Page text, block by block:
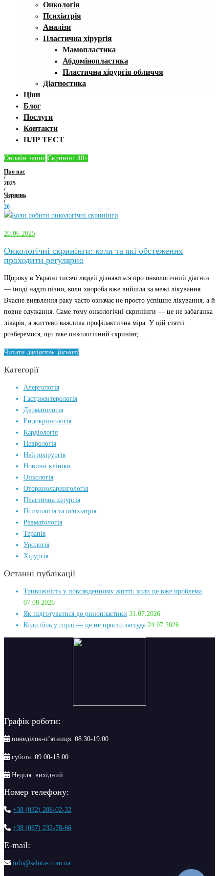
Онкологія
Психіатрія
Аналізи
Пластична хірургія
Мамопластика
Абдомінопластика
Пластична хірургія обличчя
Діагностика
Ціни
Блог
Послуги
Контакти
ПЛР ТЕСТ
Онлайн запис Скринінг 40+
Про нас
/
2025
/
Червень
/
20
День:
20.06.2025
Онкологічні скринінги: коли та які обстеження
проходити регулярно
Щороку в Україні тисячі людей дізнаються про онкологічний діагноз
— іноді надто пізно, коли хвороба вже вийшла за межі лікування.
Вчасне виявлення раку часто означає не просто успішне лікування, а й
повне одужання. Саме тому онкологічні скринінги — це не забаганка
лікарів, а життєво важлива профілактична міра. У цій статті
розберемося, що таке онкологічний скринінг,…
Читати даліarrow_forward
Категорії
Алергологія
Гастроентерологія
Дерматологія
Ендокринологія
Кардіологія
Неврологія
Нейрохірургія
Новини клініки
Онкологія
Оториноларингологія
Пластична хірургія
Психологія та психіатрія
Ревматологія
Терапія
Урологія
Хірургія
Останні публікації
Тривожність у повсякденному житті: коли це вже проблема
07.08.2026
Як підготуватися до ринопластики 31.07.2026
Коли біль у горлі — це не просто застуда 24.07.2026
Графік роботи:
понеділок-п’ятниця: 08.30-19.00
субота: 09.00-15.00
Неділя: вихідний
Номер телефону:
+38 (032) 288-02-32
+38 (067) 232-78-66
Е-mail:
info@salutas.com.ua